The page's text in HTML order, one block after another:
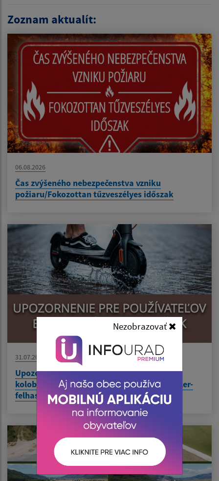
Nezobrazovať
Zoznam aktualít:
06.08.2026
Čas zvýšeného nebezpečenstva vzniku
požiaru/Fokozottan tűzveszélyes időszak
31.07.2026
Upozornenie pre používateľov elektrických
kolobežiek / Figyelmeztetés elektromos roller-
felhasználók részére